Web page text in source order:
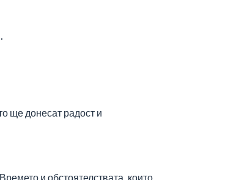
ще донесат радост и
и обстоятелствата, които